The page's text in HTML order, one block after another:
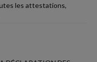
les attestations,